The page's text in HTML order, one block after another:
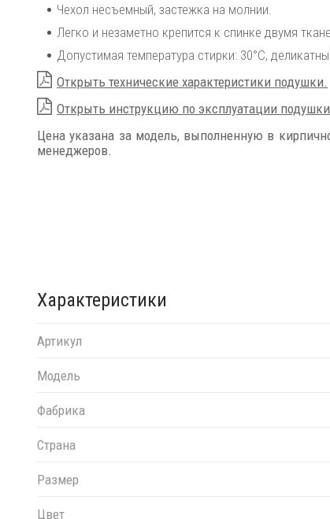
Чехол несъемный, застежка на молнии.
Легко и незаметно крепится к спинке двумя
Допустимая температура стирки: 30°C,
Открыть технические характеристики подушки.
Открыть инструкцию по эксплуатации
Цена указана за модель, выполненную в
менеджеров.
Характеристики
Артикул
Модель
Фабрика
Страна
Размер
Цвет